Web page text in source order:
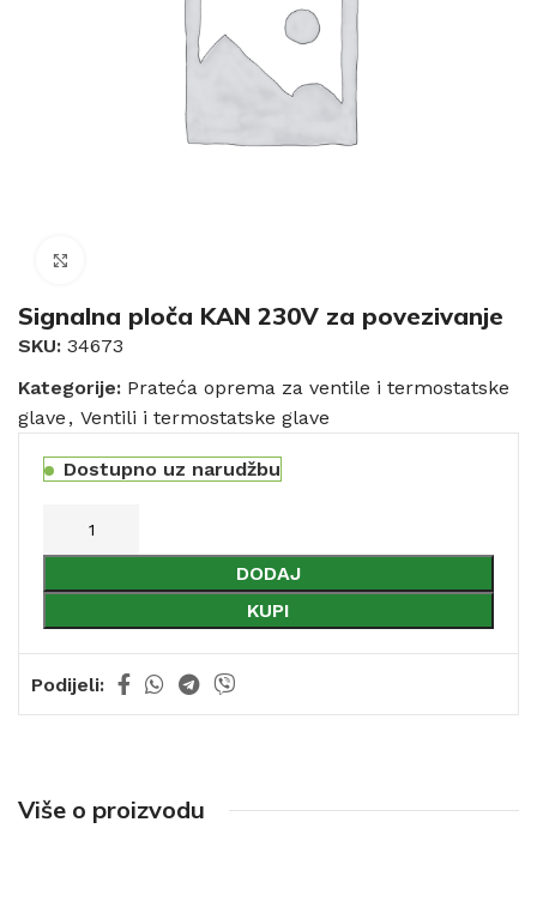
Signalna ploča KAN 230V za povezivanje
SKU: 34673
Kategorije: Prateća oprema za ventile i termostatske
glave , Ventili i termostatske glave
Dostupno uz narudžbu
DODAJ
KUPI
Podijeli:
Više o proizvodu